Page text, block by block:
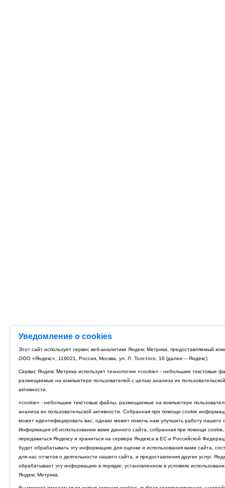
Уведомление о cookies
Этот сайт использует сервис веб-аналитики Яндекс Метрика, предоставляемый
ООО «Яндекс», 119021, Россия, Москва, ул. Л. Толстого, 16 (далее – Яндекс)
Сервис Яндекс Метрика использует технологию «cookie» - небольшие текстовые
размещаемые на компьютере пользователей с целью анализа их пользовательской
активности.
«cookie» - небольшие текстовые файлы, размещаемые на компьютере
анализа их пользовательской активности. Собранная при помощи cookie
может идентифицировать вас, однако может помочь нам улучшить работу нашего
Информация об использовании вами данного сайта, собранная при помощи cookie,
передаваться Яндексу и храниться на сервере Яндекса в ЕС и Российской
будет обрабатывать эту информацию для оценки и использования вами сайта,
для нас отчетов о деятельности нашего сайта, и предоставления других услуг.
обрабатывает эту информацию в порядке, установленном в условиях
Яндекс Метрика.